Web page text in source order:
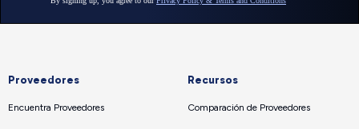
Proveedores
Encuentra Proveedores
Recursos
Comparación de Proveedores